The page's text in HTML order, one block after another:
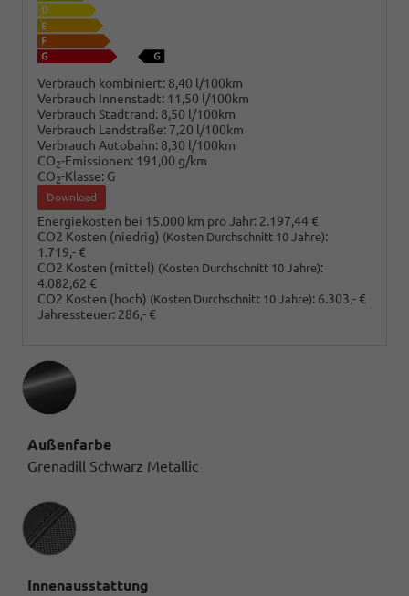
Verbrauch kombiniert: 8,40 l/100km
Verbrauch Innenstadt: 11,50 l/100km
Verbrauch Stadtrand: 8,50 l/100km
Verbrauch Landstraße: 7,20 l/100km
Verbrauch Autobahn: 8,30 l/100km
CO2-Emissionen: 191,00 g/km
CO2-Klasse: G
Download
Energiekosten bei 15.000 km pro Jahr: 2.197,44 €
CO2 Kosten (niedrig) (Kosten Durchschnitt 10 Jahre):
1.719,- €
CO2 Kosten (mittel) (Kosten Durchschnitt 10 Jahre):
4.082,62 €
CO2 Kosten (hoch) (Kosten Durchschnitt 10 Jahre): 6.303,- €
Jahressteuer: 286,- €
Außenfarbe
Grenadill Schwarz Metallic
Innenausstattung
Innenausstattung